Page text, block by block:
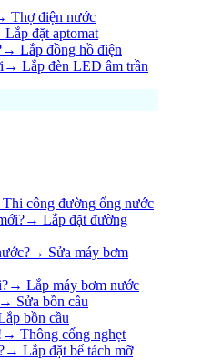
Thợ điện nước
Lắp đặt aptomat
→ Lắp đồng hồ điện
→ Lắp đèn LED âm trần
Thi công đường ống nước
→ Lắp đặt đường
→ Sửa máy bơm
→ Lắp máy bơm nước
→ Sửa bồn cầu
bồn cầu
→ Thông cống nghẹt
→ Lắp đặt bể tách mỡ